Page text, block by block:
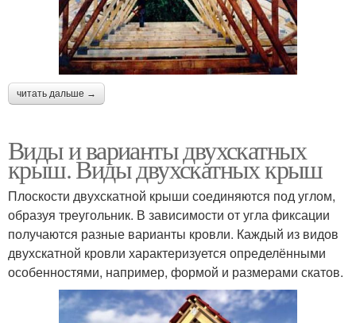
читать дальше →
Виды и варианты двухскатных
крыш. Виды двухскатных крыш
Плоскости двухскатной крыши соединяются под углом,
образуя треугольник. В зависимости от угла фиксации
получаются разные варианты кровли. Каждый из видов
двухскатной кровли характеризуется определёнными
особенностями, например, формой и размерами скатов.